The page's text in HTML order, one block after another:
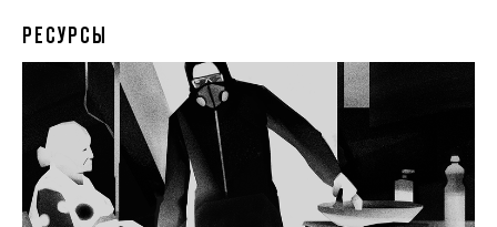
РЕСУРСЫ